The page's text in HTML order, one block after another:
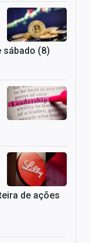
sábado (8)
de ações